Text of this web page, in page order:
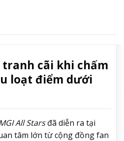
tranh cãi khi chấm
loạt điểm dưới
All Starsđã diễn ra tại
tâm lớn từ cộng đồng fan